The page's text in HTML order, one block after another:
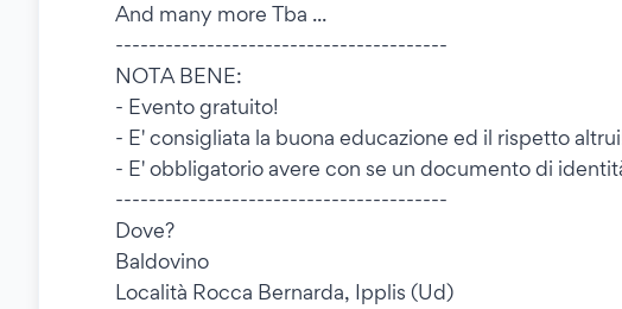
And many more Tba ...
----------------------------------------
NOTA BENE:
- Evento gratuito!
- E' consigliata la buona educazione ed il rispetto
- E' obbligatorio avere con se un documento di
----------------------------------------
Dove?
Baldovino
Località Rocca Bernarda, Ipplis (Ud)